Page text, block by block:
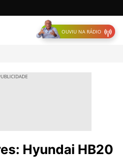
OUVIU NA RÁDIO
Hyundai HB20